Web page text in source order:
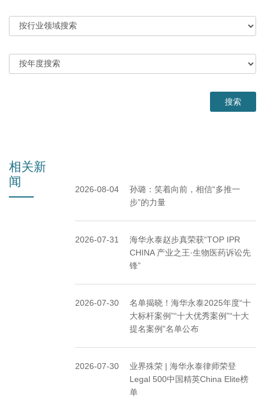
相关新
闻
2026-08-04
孙璐：笑着向前，相信“多推一
步”的力量
2026-07-31
海华永泰赵步真荣获“TOP IPR
CHINA 产业之王·生物医药诉讼先
锋”
2026-07-30
名单揭晓！海华永泰2025年度“十
大标杆案例”“十大优秀案例”“十大
提名案例”名单公布
2026-07-30
业界殊荣 | 海华永泰律师荣登
Legal 500中国精英China Elite榜
单